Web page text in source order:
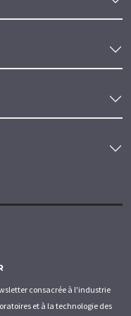
consacrée à l'industrie
et à la technologie des